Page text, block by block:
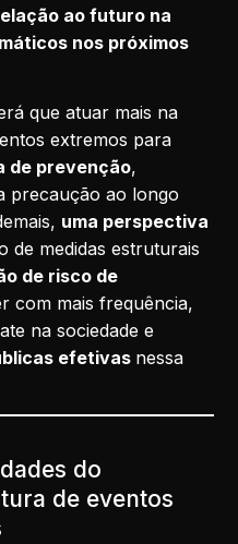
ao futuro na
nos próximos
que atuar mais na
extremos para
de prevenção,
precaução ao longo
uma perspectiva
de medidas estruturais
de risco de
com mais frequência,
na sociedade e
efetivas nessa
do
de eventos